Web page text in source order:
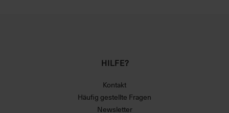
HILFE?
Kontakt
Häufig gestellte Fragen
Newsletter